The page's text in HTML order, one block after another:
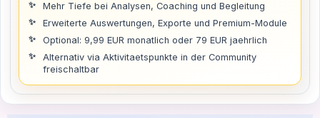
Mehr Tiefe bei Analysen, Coaching und Begleitung
Erweiterte Auswertungen, Exporte und Premium-Module
Optional: 9,99 EUR monatlich oder 79 EUR jaehrlich
Alternativ via Aktivitaetspunkte in der Community
freischaltbar